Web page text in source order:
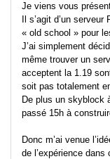
Je viens vous
Il s’agit d’un
« old school » pour
J’ai simplement
même trouver un
acceptent la 1.19
soit pas totalement
De plus un skyblock
passé 15h à
Donc m’ai venue
de l’expérience dans